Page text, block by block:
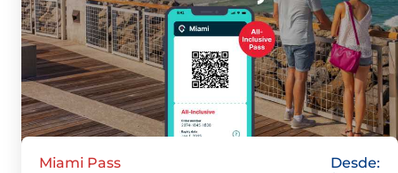
Miami Pass
Desde: